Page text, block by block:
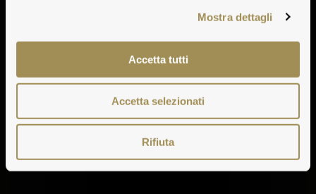
Mostra dettagli
Accetta tutti
Accetta selezionati
Rifiuta